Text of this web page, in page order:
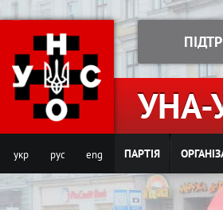
Jump to navigation
укр рус eng ПАРТІЯ